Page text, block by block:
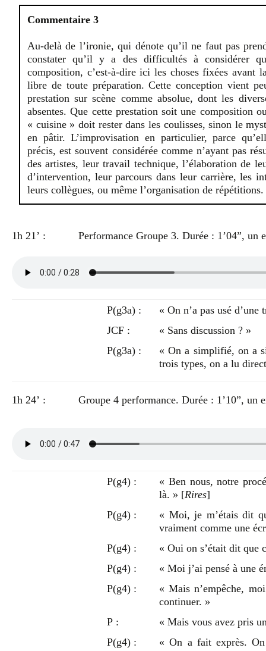
Commentaire 3
Au-delà de l’ironie, qui dénote qu’il ne faut pas
constater qu’il y a des difficultés à considérer
composition, c’est-à-dire ici les choses fixées avant
libre de toute préparation. Cette conception vient
prestation sur scène comme absolue, dont les
absentes. Que cette prestation soit une composition
« cuisine » doit rester dans les coulisses, sinon le
en pâtir. L’improvisation en particulier, parce
précis, est souvent considérée comme n’ayant pas
des artistes, leur travail technique, l’élaboration de
d’intervention, leur parcours dans leur carrière, les
leurs collègues, ou même l’organisation de répétitions.
1h 21’ : Performance Groupe 3. Durée : 1’04”, un
P(g3a) :
« On n’a pas usé
JCF :
« Sans discussion ? »
P(g3a) :
« On a simplifié, on a
trois types, on a lu
1h 24’ : Groupe 4 performance. Durée : 1’10”, un
P(g4) :
« Ben nous, notre
là. » [Rires]
P(g4) :
« Moi, je m’étais dit
vraiment comme une
P(g4) :
« Oui on s’était dit que
P(g4) :
« Moi j’ai pensé à une
P(g4) :
« Mais n’empêche,
continuer. »
P :
« Mais vous avez pris
P(g4) :
« On a fait exprès.